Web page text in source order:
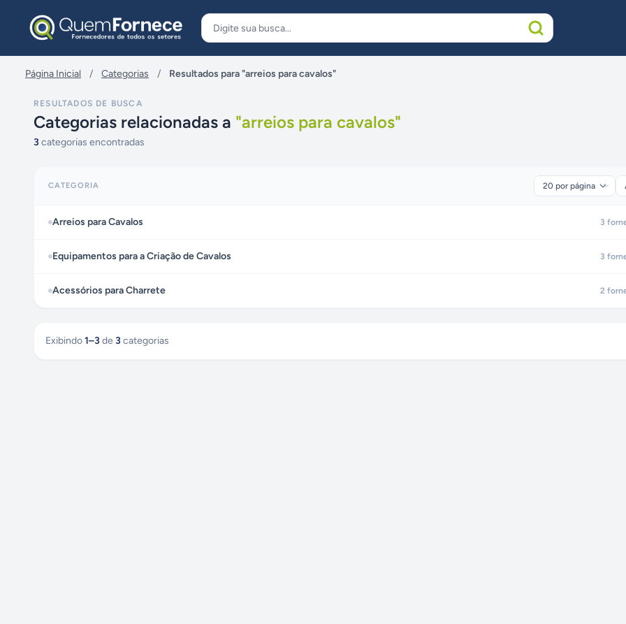
Página Inicial / Categorias / Resultados para "arreios para cavalos"
RESULTADOS DE BUSCA
Categorias relacionadas a "arreios para cavalos"
3 categorias encontradas
CATEGORIA
Arreios para Cavalos 3
Equipamentos para a Criação de Cavalos 3
Acessórios para Charrete 2
Exibindo1–3 de 3 categorias